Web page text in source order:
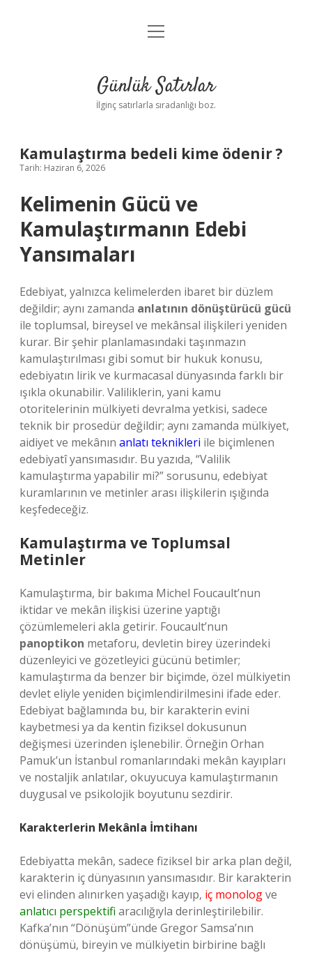
Anasayfa
Yasal Uyarı
menüyü
Günlük Satırlar
İlginç satırlarla sıradanlığı boz.
Kamulaştırma bedeli kime ödenir ?
Tarih: Haziran 6, 2026
Kelimenin Gücü ve
Kamulaştırmanın Edebi
Yansımaları
Edebiyat, yalnızca kelimelerden ibaret bir düzlem
değildir; aynı zamanda anlatının dönüştürücü gücü
ile toplumsal, bireysel ve mekânsal ilişkileri yeniden
kurar. Bir şehir planlamasındaki taşınmazın
kamulaştırılması gibi somut bir hukuk konusu,
edebiyatın lirik ve kurmacasal dünyasında farklı bir
ışıkla okunabilir. Valiliklerin, yani kamu
otoritelerinin mülkiyeti devralma yetkisi, sadece
teknik bir prosedür değildir; aynı zamanda mülkiyet,
aidiyet ve mekânın anlatı teknikleri ile biçimlenen
edebiyatî yansımasıdır. Bu yazıda, “Valilik
kamulaştırma yapabilir mi?” sorusunu, edebiyat
kuramlarının ve metinler arası ilişkilerin ışığında
keşfedeceğiz.
Kamulaştırma ve Toplumsal
Metinler
Kamulaştırma, bir bakıma Michel Foucault’nun
iktidar ve mekân ilişkisi üzerine yaptığı
çözümlemeleri akla getirir. Foucault’nun
panoptikon metaforu, devletin birey üzerindeki
düzenleyici ve gözetleyici gücünü betimler;
kamulaştırma da benzer bir biçimde, özel mülkiyetin
devlet eliyle yeniden biçimlendirilmesini ifade eder.
Edebiyat bağlamında bu, bir karakterin evini
kaybetmesi ya da kentin fiziksel dokusunun
değişmesi üzerinden işlenebilir. Örneğin Orhan
Pamuk’un İstanbul romanlarındaki mekân kayıpları
ve nostaljik anlatılar, okuyucuya kamulaştırmanın
duygusal ve psikolojik boyutunu sezdirir.
Karakterlerin Mekânla İmtihanı
Edebiyatta mekân, sadece fiziksel bir arka plan değil,
karakterin iç dünyasının yansımasıdır. Bir karakterin
evi elinden alınırken yaşadığı kayıp, iç monologve
anlatıcı perspektifi aracılığıyla derinleştirilebilir.
Kafka’nın “Dönüşüm”ünde Gregor Samsa’nın
dönüşümü, bireyin ve mülkiyetin birbirine bağlı